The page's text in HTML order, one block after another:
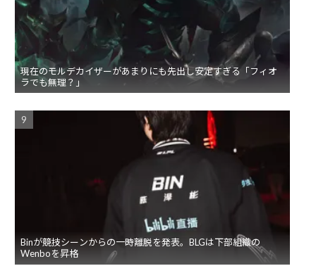
現在のモルデカイザーがあまりにも先出し安定すぎる「フィオ
ラでも無理？」
Binが競技シーンからの一時離脱を発表。BLGは下部組織の
Wenboを昇格